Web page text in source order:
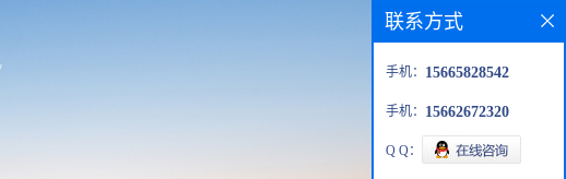
联系方式
手机： 15665828542
手机： 15662672320
Q Q：